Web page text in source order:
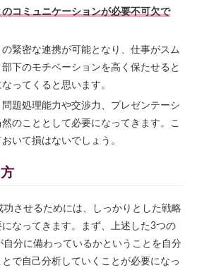
コミュニケーションが必要不可欠で
緊密な連携が可能となり、仕事がスム
下のモチベーションを高く保たせると
ってくると思います。
題処理能力や交渉力、プレゼンテーシ
のこととして必要になってきます。こ
いて損はないでしょう。
させるためには、しっかりとした戦略
なってきます。まず、上述した3つの
分に備わっているかということを自分
で自己分析していくことが必要になっ